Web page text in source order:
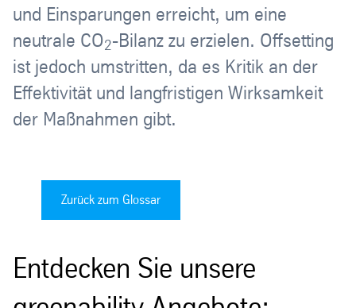
und Einsparungen erreicht, um eine
neutrale CO2-Bilanz zu erzielen. Offsetting
ist jedoch umstritten, da es Kritik an der
Effektivität und langfristigen Wirksamkeit
der Maßnahmen gibt.
Zurück zum Glossar
Entdecken Sie unsere